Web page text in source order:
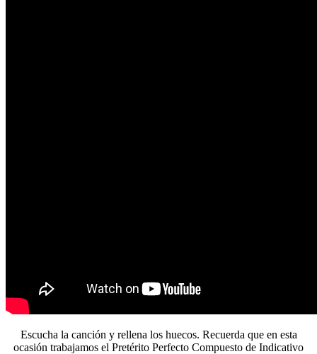
Escucha la canción y rellena los huecos. Recuerda que en esta
ocasión trabajamos el Pretérito Perfecto Compuesto de Indicativo